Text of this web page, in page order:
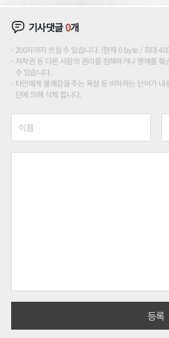
기사댓글0개
200자까지 쓰실 수 있습니다. (현재 0 byte / 최대
저작권 등 다른 사람의 권리를 침해하거나 명예를
수 있습니다.
타인에게 불쾌감을 주는 욕설 등 비하하는 단어가
단에 의해 삭제 합니다.